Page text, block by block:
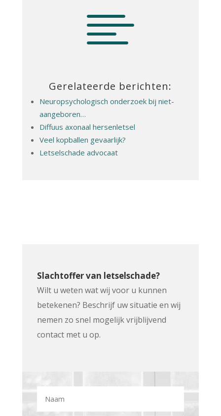

Gerelateerde berichten:
Neuropsychologisch onderzoek bij niet-
aangeboren…
Diffuus axonaal hersenletsel
Veel kopballen gevaarlijk?
Letselschade advocaat
Slachtoffer van letselschade?
Wilt u weten wat wij voor u kunnen
betekenen? Beschrijf uw situatie en wij
nemen zo snel mogelijk vrijblijvend
contact met u op.